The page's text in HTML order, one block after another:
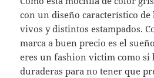
con un diseño característico de
vivos y distintos estampados.
marca a buen precio es el
eres un fashion victim como si
duraderas para no tener que